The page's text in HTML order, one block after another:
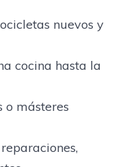
nuevos y
cocina hasta la
o másteres